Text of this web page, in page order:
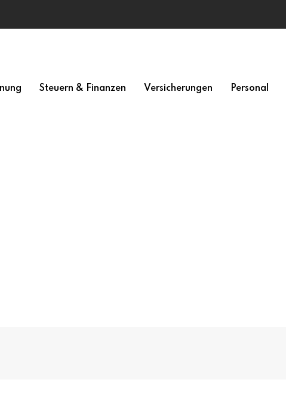
Steuern & Finanzen Versicherungen Personal